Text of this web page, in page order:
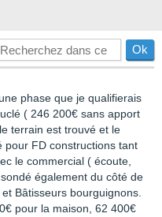
phase que je qualifierais
( 246 200€ sans apport
terrain est trouvé et le
pour FD constructions tant
le commercial ( écoute,
également du côté de
Bâtisseurs bourguignons.
pour la maison, 62 400€